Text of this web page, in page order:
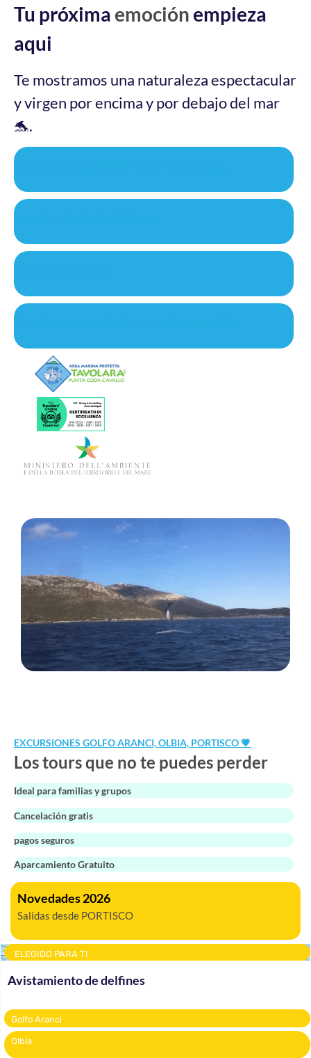
Tu próxima emociónempieza
aqui
Te mostramos una naturaleza espectacular
y virgen por encima y por debajo del mar
🐬.
EXCURSIONES GOLFO ARANCI, OLBIA, PORTISCO 💗
Los tours que no te puedes perder
Ideal para familias y grupos
Cancelación gratis
pagos seguros
Aparcamiento Gratuito
Novedades 2026
Salidas desde PORTISCO
ELEGIDO PARA TI
Avistamiento de delfines
Golfo Aranci
Olbia